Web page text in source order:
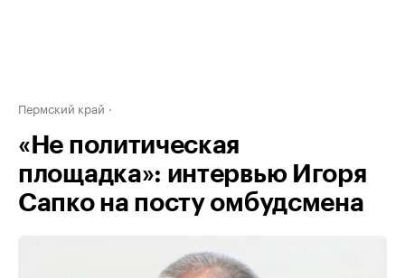
Пермский край
«Не политическая
площадка»: интервью Игоря
Сапко на посту омбудсмена